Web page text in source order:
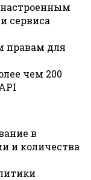
сервиса
правам для
чем 200
в
и количества